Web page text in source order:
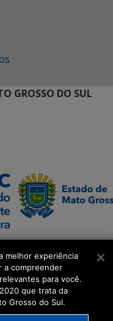
GROSSO DO SUL
melhor experiência
a compreender
para você.
que trata da
Grosso do Sul.